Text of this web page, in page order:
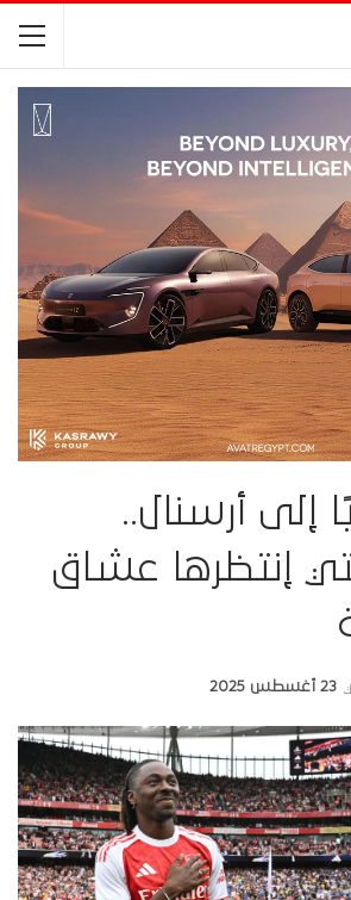
إلى أرسنال..
إنتظرها عشاق
23 أغسطس 2025